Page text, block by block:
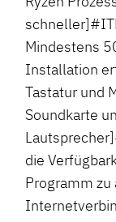
Mindestens
Installation
Tastatur und
Soundkarte
die
Programm